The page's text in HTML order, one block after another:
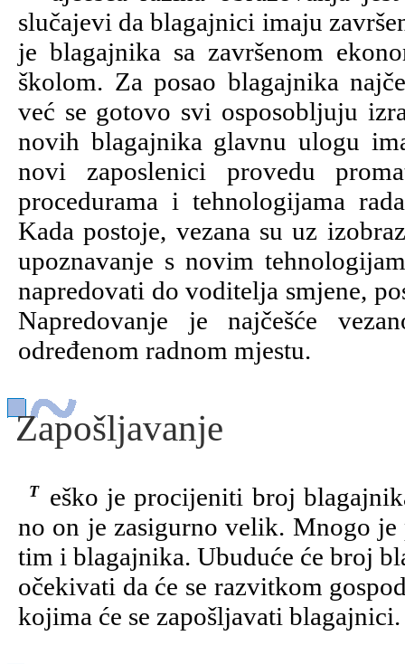
slučajevi da blagajnici imaju
je blagajnika sa završenom
školom. Za posao blagajnika
već se gotovo svi osposobljuju
novih blagajnika glavnu ulogu
novi zaposlenici provedu
procedurama i tehnologijama
Kada postoje, vezana su uz
upoznavanje s novim
napredovati do voditelja smjene,
Napredovanje je najčešće
određenom radnom mjestu.
Zapošljavanje
Teško je procijeniti broj blagajnika koji su trenutačno zaposleni u Hrvatskoj,
no on je zasigurno velik. Mnogo
tim i blagajnika. Ubuduće će broj
očekivati da će se razvitkom
kojima će se zapošljavati blagajnici.